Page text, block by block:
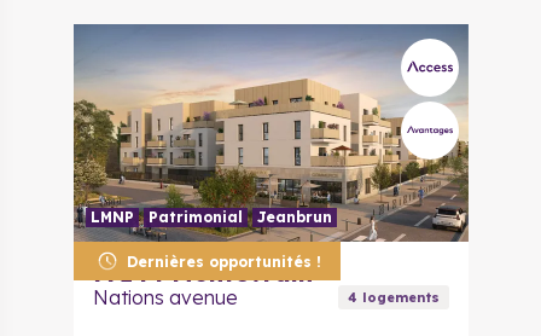
Dernières opportunités !
LMNP Patrimonial Jeanbrun
77144 Montévrain
Nations avenue 4 logements